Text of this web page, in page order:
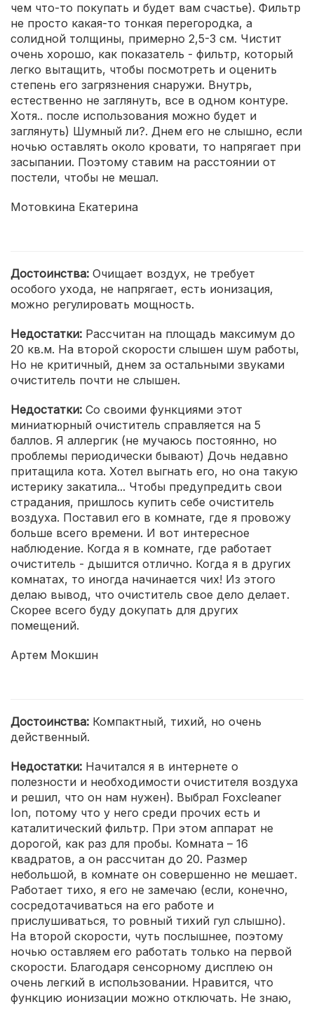
чем что-то покупать и будет вам счастье). Фильтр
не просто какая-то тонкая перегородка, а
солидной толщины, примерно 2,5-3 см. Чистит
очень хорошо, как показатель - фильтр, который
легко вытащить, чтобы посмотреть и оценить
степень его загрязнения снаружи. Внутрь,
естественно не заглянуть, все в одном контуре.
Хотя.. после использования можно будет и
заглянуть) Шумный ли?. Днем его не слышно, если
ночью оставлять около кровати, то напрягает при
засыпании. Поэтому ставим на расстоянии от
постели, чтобы не мешал.
Мотовкина Екатерина
Достоинства: Очищает воздух, не требует
особого ухода, не напрягает, есть ионизация,
можно регулировать мощность.
Недостатки: Рассчитан на площадь максимум до
20 кв.м. На второй скорости слышен шум работы,
Но не критичный, днем за остальными звуками
очиститель почти не слышен.
Недостатки: Со своими функциями этот
миниатюрный очиститель справляется на 5
баллов. Я аллергик (не мучаюсь постоянно, но
проблемы периодически бывают) Дочь недавно
притащила кота. Хотел выгнать его, но она такую
истерику закатила... Чтобы предупредить свои
страдания, пришлось купить себе очиститель
воздуха. Поставил его в комнате, где я провожу
больше всего времени. И вот интересное
наблюдение. Когда я в комнате, где работает
очиститель - дышится отлично. Когда я в других
комнатах, то иногда начинается чих! Из этого
делаю вывод, что очиститель свое дело делает.
Скорее всего буду докупать для других
помещений.
Артем Мокшин
Достоинства: Компактный, тихий, но очень
действенный.
Недостатки: Начитался я в интернете о
полезности и необходимости очистителя воздуха
и решил, что он нам нужен). Выбрал Foxcleaner
Ion, потому что у него среди прочих есть и
каталитический фильтр. При этом аппарат не
дорогой, как раз для пробы. Комната – 16
квадратов, а он рассчитан до 20. Размер
небольшой, в комнате он совершенно не мешает.
Работает тихо, я его не замечаю (если, конечно,
сосредотачиваться на его работе и
прислушиваться, то ровный тихий гул слышно).
На второй скорости, чуть послышнее, поэтому
ночью оставляем его работать только на первой
скорости. Благодаря сенсорному дисплею он
очень легкий в использовании. Нравится, что
функцию ионизации можно отключать. Не знаю,